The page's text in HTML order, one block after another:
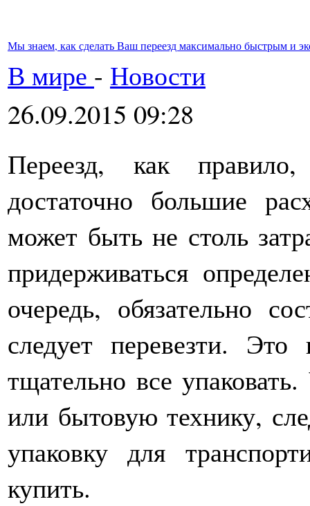
Мы знаем, как сделать Ваш переезд максимально быстрым и
В мире - Новости
26.09.2015 09:28
Переезд, как
достаточно большие
может быть не столь
придерживаться
очередь, обязательно
следует перевезти.
тщательно все
или бытовую технику,
упаковку для
купить.